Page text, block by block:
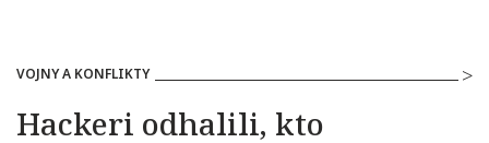
VOJNY A KONFLIKTY
Hackeri odhalili, kto